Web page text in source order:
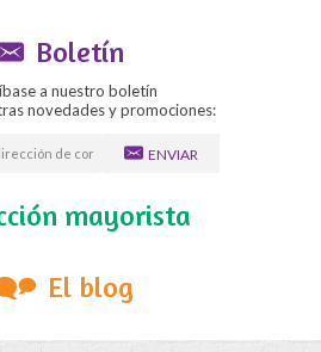
Boletín
a nuestro boletín
novedades y promociones:
ENVIAR
mayorista
El blog